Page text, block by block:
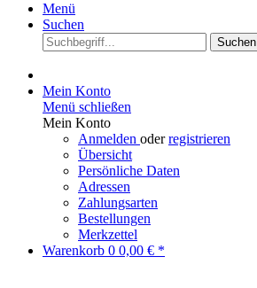
Menü
Suchen
Suchen
Mein Konto
Menü schließen
Mein Konto
Anmelden oderregistrieren
Übersicht
Persönliche Daten
Adressen
Zahlungsarten
Bestellungen
Merkzettel
Warenkorb 0 0,00 € *